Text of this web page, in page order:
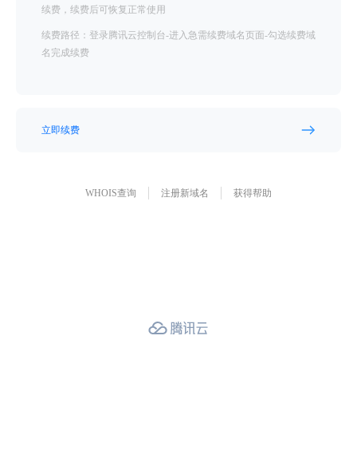
续费，续费后可恢复正常使用
续费路径：登录腾讯云控制台-进入急需续费域名页面-勾选续费域
名完成续费
立即续费
WHOIS查询 注册新域名 获得帮助